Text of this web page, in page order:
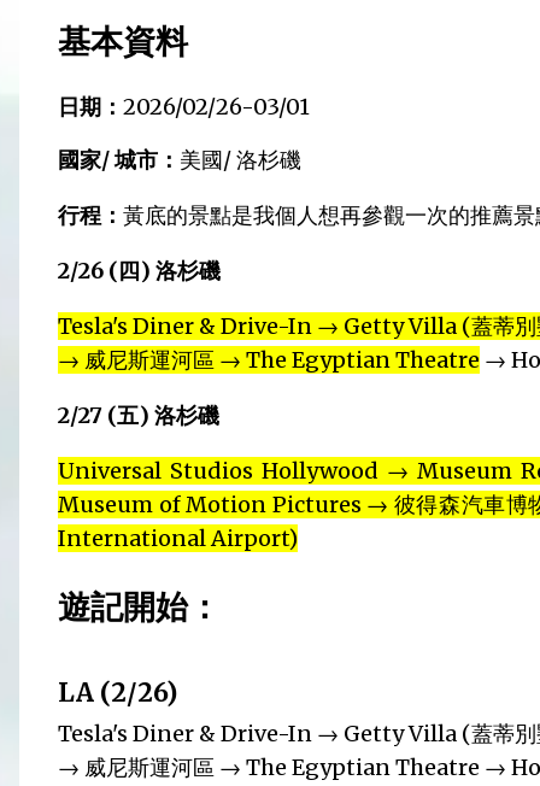
基本資料
日期： 2026/02/26-03/01
國家/ 城市： 美國/ 洛杉磯
行程： 黃底的景點是我個人想再參觀一次的推薦
2/26 (四) 洛杉磯
Tesla's Diner & Drive-In → Getty Villa (蓋蒂
→ 威尼斯運河區 → The Egyptian Theatre →
2/27 (五) 洛杉磯
Universal Studios Hollywood → Museum
Museum of Motion Pictures → 彼得森汽車
International Airport)
遊記開始：
LA (2/26)
Tesla's Diner & Drive-In → Getty Villa (蓋蒂
→ 威尼斯運河區 → The Egyptian Theatre →